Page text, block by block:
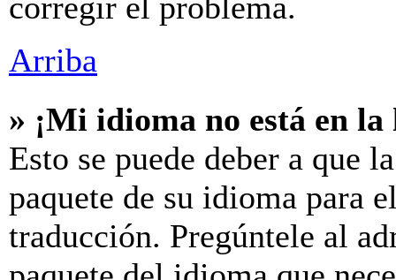
Arriba
» ¡Mi idioma no está en
Esto se puede deber a que
paquete de su idioma para
traducción. Pregúntele al